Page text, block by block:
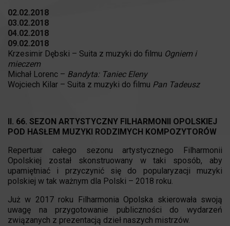
02.02.2018
03.02.2018
04.02.2018
09.02.2018
Krzesimir Dębski – Suita z muzyki do filmu Ogniem i
mieczem
Michał Lorenc – Bandyta: Taniec Eleny
Wojciech Kilar – Suita z muzyki do filmu Pan Tadeusz
II. 66. SEZON ARTYSTYCZNY FILHARMONII OPOLSKIEJ
POD HASŁEM MUZYKI RODZIMYCH KOMPOZYTORÓW
Repertuar całego sezonu artystycznego Filharmonii
Opolskiej został skonstruowany w taki sposób, aby
upamiętniać i przyczynić się do popularyzacji muzyki
polskiej w tak ważnym dla Polski – 2018 roku.
Już w 2017 roku Filharmonia Opolska skierowała swoją
uwagę na przygotowanie publiczności do wydarzeń
związanych z prezentacją dzieł naszych mistrzów.